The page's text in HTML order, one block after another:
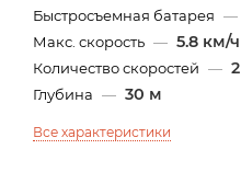
Быстросъемная батарея —
Макс. скорость — 5.8 км/ч
Количество скоростей — 2
Глубина — 30 м
Все характеристики